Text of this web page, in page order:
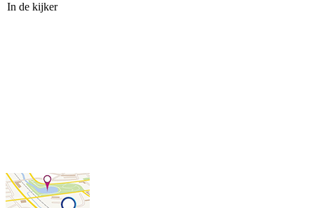
In de kijker